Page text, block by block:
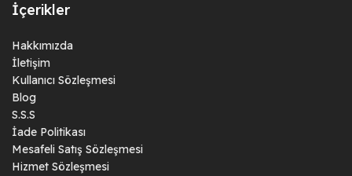
İçerikler
Hakkımızda
İletişim
Kullanıcı Sözleşmesi
Blog
S.S.S
İade Politikası
Mesafeli Satış Sözleşmesi
Hizmet Sözleşmesi